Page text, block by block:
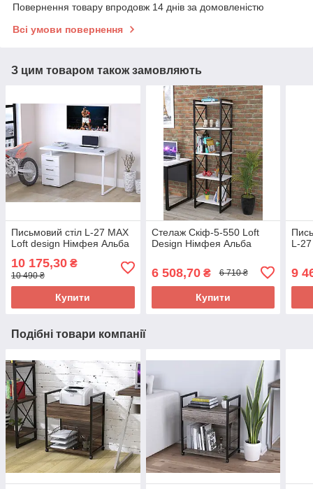
Повернення товару впродовж 14 днів за домовленістю
Всі умови повернення
З цим товаром також замовляють
Письмовий стіл L-27 MAX
Loft design Німфея Альба
10 175,30 ₴
10 490 ₴
Купити
Стелаж Скіф-5-550 Loft
Design Німфея Альба
6 508,70₴ 6 710 ₴
Купити
L-
9
Подібні товари компанії